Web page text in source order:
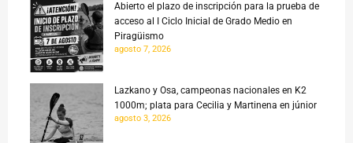
Abierto el plazo de inscripción para la prueba de
acceso al I Ciclo Inicial de Grado Medio en
Piragüismo
agosto 7, 2026
Lazkano y Osa, campeonas nacionales en K2
1000m; plata para Cecilia y Martinena en júnior
agosto 3, 2026